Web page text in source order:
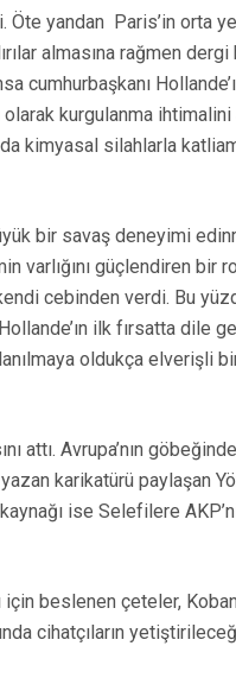
Öte yandan Paris’in orta
almasına rağmen dergi
kurgulanma
kimyasal silahlarla
bir savaş deneyimi
güçlendiren bir
cebinden verdi. Bu
ilk fırsatta dile
oldukça elverişli
attı. Avrupa’nın
karikatürü paylaşan
ise Selefilere
için beslenen çeteler,
cihatçıların